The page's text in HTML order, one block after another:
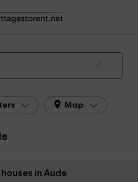
Aude
in Aude in 2026
Map
in Aude